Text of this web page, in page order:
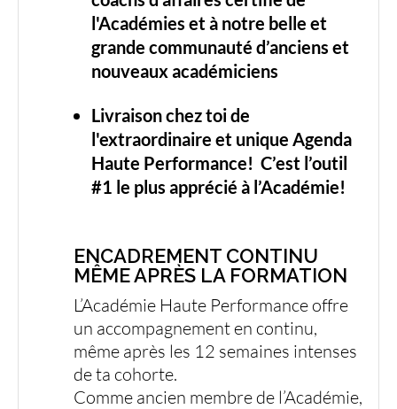
l'Académies et à notre belle et
grande communauté d’anciens et
nouveaux académiciens
Livraison chez toi de
l'extraordinaire et unique Agenda
Haute Performance! C’est l’outil
#1 le plus apprécié à l’Académie!
ENCADREMENT CONTINU
MÊME APRÈS LA FORMATION
L’Académie Haute Performance offre
un accompagnement en continu,
même après les 12 semaines intenses
de ta cohorte.
Comme ancien membre de l’Académie,